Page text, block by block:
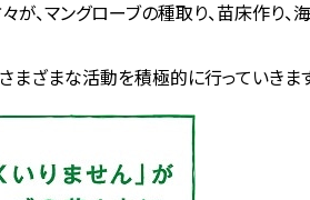
が、マングローブの種取り、苗床作り、
ざまな活動を積極的に行っていきま